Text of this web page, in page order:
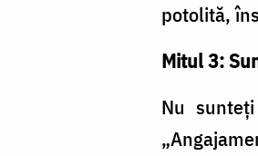
potolită,
Mitul 3:
Nu